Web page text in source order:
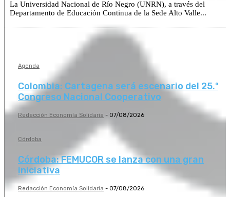
La Universidad Nacional de Río Negro (UNRN), a través del
Departamento de Educación Continua de la Sede Alto Valle...
Agenda
Colombia: Cartagena será escenario del 25.º
Congreso Nacional Cooperativo
Redacción Economía Solidaria - 07/08/2026
Córdoba
Córdoba: FEMUCOR se lanza con una gran
iniciativa
Redacción Economía Solidaria - 07/08/2026